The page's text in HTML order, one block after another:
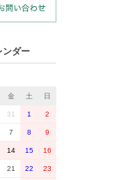
ンダー
金 土 日
31 1 2
7 8 9
14 15 16
21 22 23